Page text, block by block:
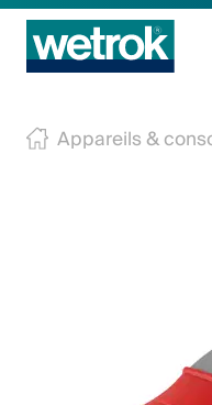
Produits
Appareils &